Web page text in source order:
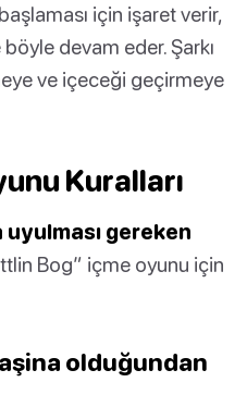
için işaret verir,
devam eder. Şarkı
ve içeceği geçirmeye
Kuralları
uyulması gereken
Bog” içme oyunu için
olduğundan